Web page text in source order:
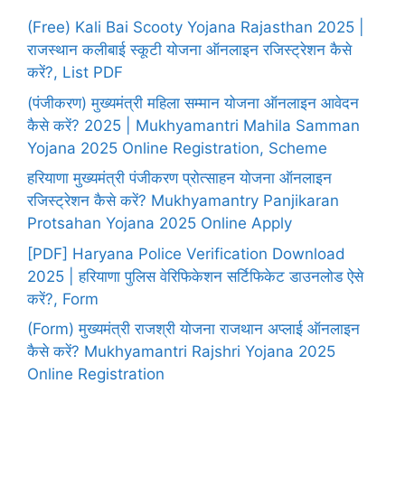
(Free) Kali Bai Scooty Yojana Rajasthan 2025 |
राजस्थान कलीबाई स्कूटी योजना ऑनलाइन रजिस्ट्रेशन कैसे
करें?, List PDF
(पंजीकरण) मुख्यमंत्री महिला सम्मान योजना ऑनलाइन आवेदन
कैसे करें? 2025 | Mukhyamantri Mahila Samman
Yojana 2025 Online Registration, Scheme
हरियाणा मुख्यमंत्री पंजीकरण प्रोत्साहन योजना ऑनलाइन
रजिस्ट्रेशन कैसे करें? Mukhyamantry Panjikaran
Protsahan Yojana 2025 Online Apply
[PDF] Haryana Police Verification Download
2025 | हरियाणा पुलिस वेरिफिकेशन सर्टिफिकेट डाउनलोड ऐसे
करें?, Form
(Form) मुख्यमंत्री राजश्री योजना राजथान अप्लाई ऑनलाइन
कैसे करें? Mukhyamantri Rajshri Yojana 2025
Online Registration